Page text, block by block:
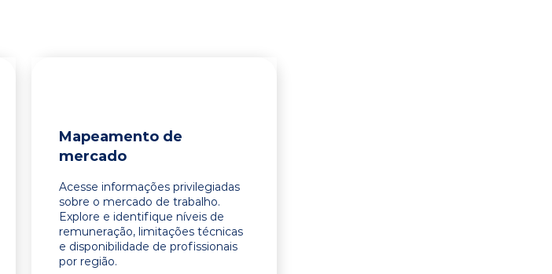
Mapeamento de
mercado
Acesse informações privilegiadas
sobre o mercado de trabalho.
Explore e identifique níveis de
remuneração, limitações técnicas
e disponibilidade de profissionais
por região.